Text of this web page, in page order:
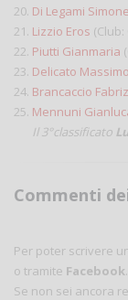
20. Di Legami Simone
21. Lizzio Eros
22. Piutti Gianmaria
23. Delicato Massimo
24. Brancaccio
25. Mennuni
Il 3°classificato
Commenti
Per poter scrivere
o tramite Facebook.
Se non sei ancora